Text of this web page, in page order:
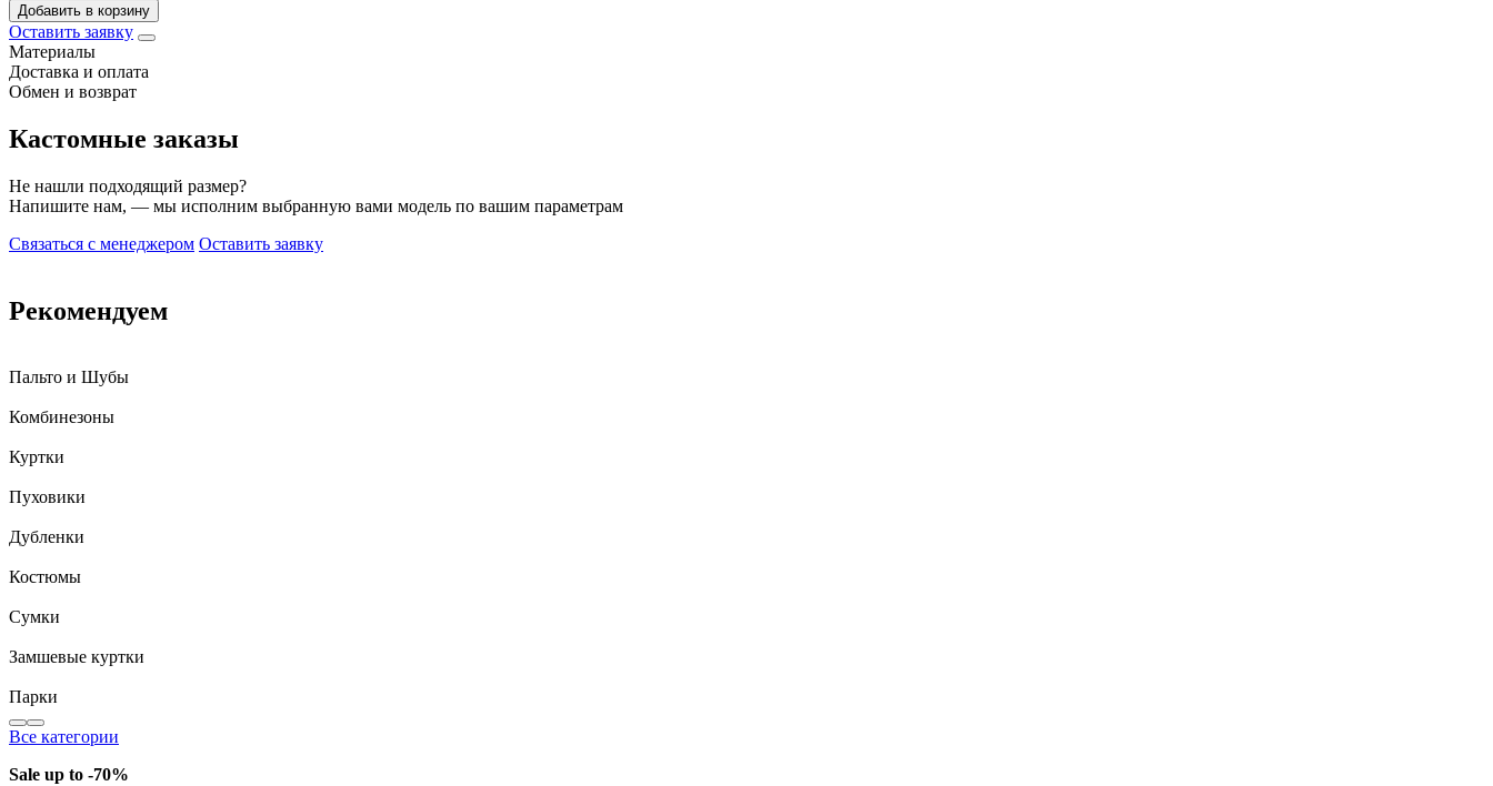
Добавить в корзину
Оставить заявку
Материалы
Доставка и оплата
Обмен и возврат
Кастомные заказы
Не нашли подходящий размер?
Напишите нам, — мы исполним выбранную вами модель по вашим параметрам
Связаться с менеджером Оставить заявку
Рекомендуем
Пальто и Шубы
Комбинезоны
Куртки
Пуховики
Дубленки
Костюмы
Сумки
Замшевые куртки
Парки
Все категории
Sale up to -70%